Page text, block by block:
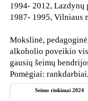
1994- 2012,
1987- 1995, Vilniaus
Mokslinė,
alkoholio poveikio
gausių šeimų
Pomėgiai:
Seimo rinkimai 2024